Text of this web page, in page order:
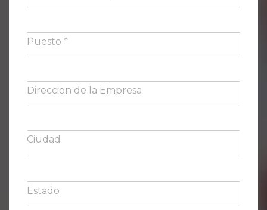
i
o
2
Puesto *
Direccion de la Empresa
Ciudad
Estado